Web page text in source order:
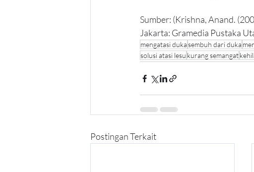
Sumber: (Krishna, Anand.
Jakarta: Gramedia Pustaka
mengatasi dukasembuh dari duka
solusi atasi lesu kurang semangat
Postingan Terkait